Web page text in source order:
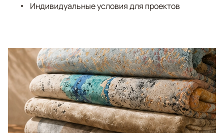
Индивидуальные условия для проектов